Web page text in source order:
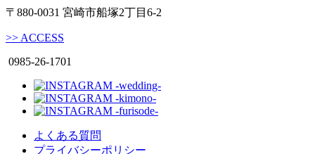
〒880-0031 宮崎市船塚2丁目6-2
>> ACCESS
0985-26-1701
よくある質問
プライバシーポリシー